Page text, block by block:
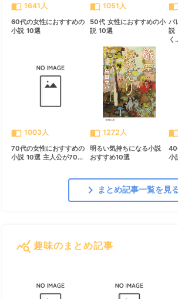
import_contacts 1641人
60代の女性におすすめの
小説 10選
import_contacts 1051人
50代 女性におすすめの小
説 10選
バ
説
く
import_contacts 1003人
70代の女性におすすめの
小説 10選 主人公が70...
import_contacts 1272人
明るい気持ちになる小説
おすすめ10選
40
小
chevron_right まとめ記事一覧を見
query_stats 趣味のまとめ記事